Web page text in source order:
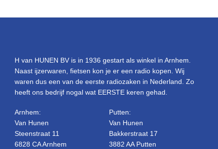
H van HUNEN BV is in 1936 gestart als winkel in Arnhem.
Naast ijzerwaren, fietsen kon je er een radio kopen. Wij
waren dus een van de eerste radiozaken in Nederland. Zo
heeft ons bedrijf nogal wat EERSTE keren gehad.
Arnhem:
Van Hunen
Steenstraat 11
6828 CA Arnhem
Putten:
Van Hunen
Bakkerstraat 17
3882 AA Putten